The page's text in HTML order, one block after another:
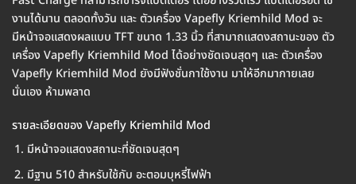
งานได้นาน ตลอดทั้งวัน และ ตัวเครื่อง Vapefly Kriemhild Mod จะ
มีหน้าจอแสดงผลแบบ TFT ขนาด 1.33 นิ้ว ที่สามาถแสดงสถานะของ ตัว
เครื่อง Vapefly Kriemhild Mod ได้อย่างชัดเจนสุดๆ และ ตัวเครื่อง
Vapefly Kriemhild Mod ยังมีฟังชั่นกาใช้งาน มาให้อีกมากายเลย
นั่นเอง ห้ามพลาด
รายละเอียดของ Vapefly Kriemhild Mod
มีหน้าจอแสดงสถานะที่ชัดเจนสุดๆ
มีฐาน 510 สำหรับใช้กับ อะตอมบุหรี่ไฟฟ้า